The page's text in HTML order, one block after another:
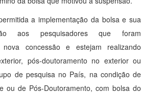
a implementação da bolsa e sua
aos pesquisadores que foram
nova concessão e estejam realizando
pós-doutoramento no exterior ou
de pesquisa no País, na condição de
ou de Pós-Doutoramento, com bolsa do